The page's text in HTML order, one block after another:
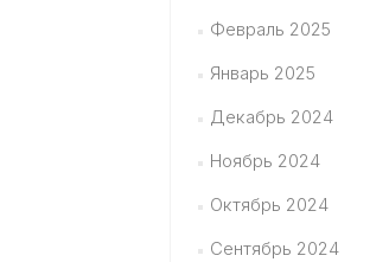
Февраль 2025
Январь 2025
Декабрь 2024
Ноябрь 2024
Октябрь 2024
Сентябрь 2024